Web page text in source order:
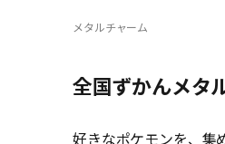
メタルチャーム
全国ずかんメタ
好きなポケモンを、集